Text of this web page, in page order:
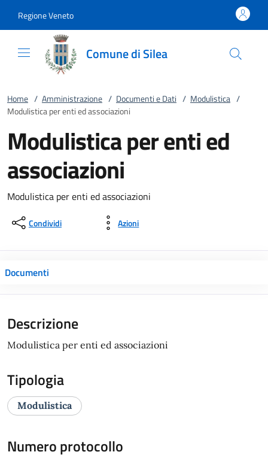
Regione Veneto
Comune di Silea
Home / Amministrazione / Documenti e Dati / Modulistica /
Modulistica per enti ed associazioni
Modulistica per enti ed
associazioni
Modulistica per enti ed associazioni
Condividi Azioni
Documenti
Descrizione
Modulistica per enti ed associazioni
Tipologia
Modulistica
Numero protocollo